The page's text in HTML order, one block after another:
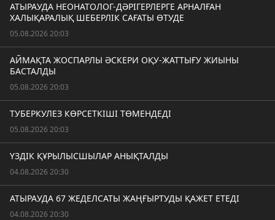
АТЫРАУДА НЕОНАТОЛОГ-ДӘРІГЕРЛЕРГЕ АРНАЛҒАН
ХАЛЫҚАРАЛЫҚ ШЕБЕРЛІК САҒАТЫ ӨТУДЕ
05.08.2026 20:03
АЙМАҚТА ЖОСПАРЛЫ ӘСКЕРИ ОҚУ-ЖАТТЫҒУ ЖИЫНЫ
БАСТАЛДЫ
05.08.2026 20:03
ТУБЕРКУЛЕЗ КӨРСЕТКІШІ ТӨМЕНДЕДІ
05.08.2026 20:03
ҮЗДІК ҚҰРЫЛЫСШЫЛАР АНЫҚТАЛДЫ
04.08.2026 20:30
АТЫРАУДА 67 ЖЕДЕЛСАТЫ ЖАҢҒЫРТУДЫ ҚАЖЕТ ЕТЕДІ
04.08.2026 20:30